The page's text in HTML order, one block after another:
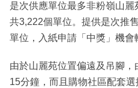
是次供應單位最多非粉嶺山
共3,222個單位。提供是次推
單位，入紙申請「中獎」機會
由於山麗苑位置偏遠及吊腳
15分鐘，而且購物社區配套